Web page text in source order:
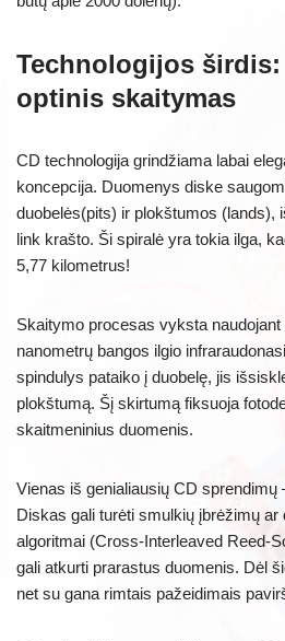
Technologijos
optinis skaitymas
CD technologija grindžiama labai
koncepcija. Duomenys diske
duobelės(pits) ir plokštumos (lands),
link krašto. Ši spiralė yra tokia ilga,
5,77 kilometrus!
Skaitymo procesas vyksta
nanometrų bangos ilgio
spindulys pataiko į duobelę, jis
plokštumą. Šį skirtumą fiksuoja
skaitmeninius duomenis.
Vienas iš genialiausių CD
Diskas gali turėti smulkių įbrėžimų ar
algoritmai (Cross-Interleaved Reed-
gali atkurti prarastus duomenis. Dėl
net su gana rimtais pažeidimais